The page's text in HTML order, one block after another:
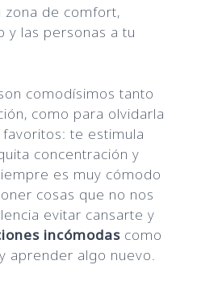
zona de comfort,
y las personas a tu
comodísimos tanto
como para olvidarla
te estimula
concentración y
es muy cómodo
cosas que no nos
evitar cansarte y
incómodas como
aprender algo nuevo.